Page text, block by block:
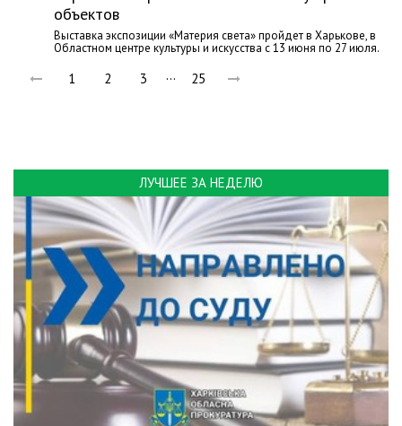
объектов
Выставка экспозиции «Материя света» пройдет в Харькове, в
Областном центре культуры и искусства с 13 июня по 27 июля.
1 2 3 … 25
ЛУЧШЕЕ ЗА НЕДЕЛЮ